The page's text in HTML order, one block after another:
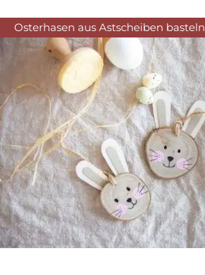
Osterhasen aus Astscheiben basteln